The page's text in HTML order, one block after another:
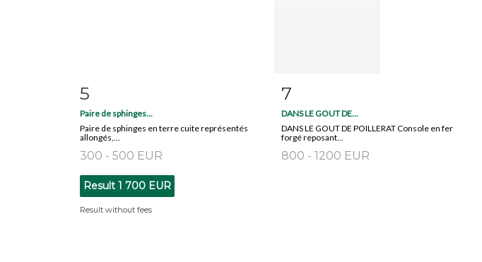
5
Paire de sphinges...
Paire de sphinges en terre cuite représentés
allongés,...
300 - 500 EUR
Result 1 700 EUR
Result without fees
7
DANS LE GOUT DE...
DANS LE GOUT DE POILLERAT Console en fer
forgé reposant...
800 - 1200 EUR